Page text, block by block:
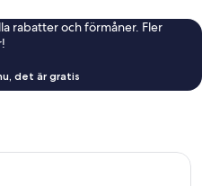
rabatter och förmåner. Fler
det är gratis